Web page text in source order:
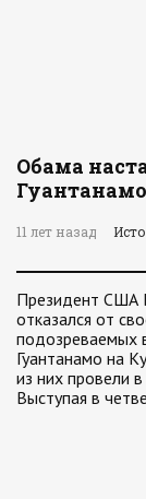
Обама
Гуантанамо
11 лет назад
Президент США
отказался от
подозреваемых
Гуантанамо на
из них провели
Выступая в